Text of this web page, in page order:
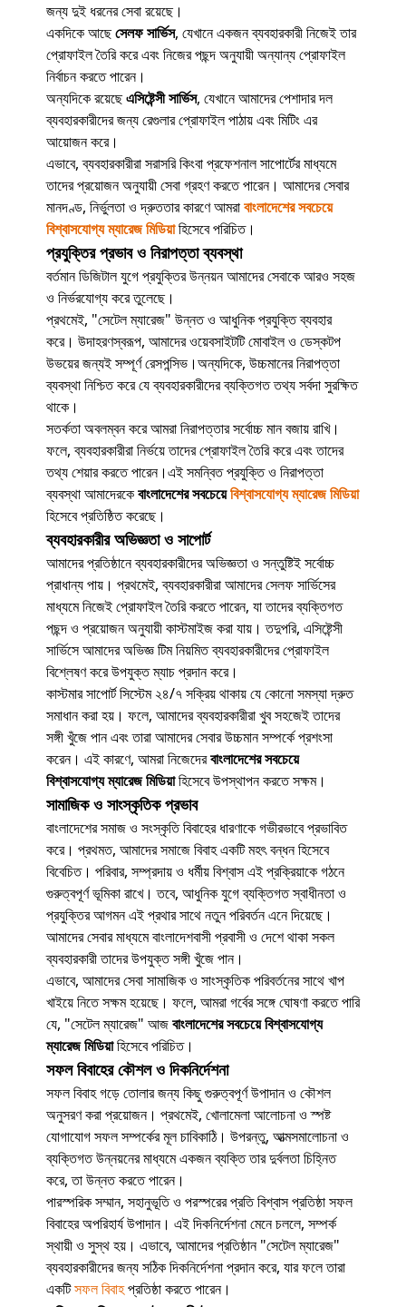
জন্য দুই ধরনের সেবা রয়েছে।
একদিকে আছেসেলফ সার্ভিস, যেখানে একজন ব্যবহারকারী নিজেই তার
প্রোফাইল তৈরি করে এবং নিজের পছন্দ অনুযায়ী অন্যান্য প্রোফাইল
নির্বাচন করতে পারেন।
অন্যদিকে রয়েছেএসিষ্টেন্সী সার্ভিস, যেখানে আমাদের পেশাদার দল
ব্যবহারকারীদের জন্য রেগুলার প্রোফাইল পাঠায় এবং মিটিং এর
আয়োজন করে।
এভাবে, ব্যবহারকারীরা সরাসরি কিংবা প্রফেশনাল সাপোর্টের মাধ্যমে
তাদের প্রয়োজন অনুযায়ী সেবা গ্রহণ করতে পারেন। আমাদের সেবার
মানদণ্ড, নির্ভুলতা ও দ্রুততার কারণে আমরাবাংলাদেশের সবচেয়ে
বিশ্বাসযোগ্য ম্যারেজ মিডিয়াহিসেবে পরিচিত।
প্রযুক্তির প্রভাব ও নিরাপত্তা ব্যবস্থা
বর্তমান ডিজিটাল যুগে প্রযুক্তির উন্নয়ন আমাদের সেবাকে আরও সহজ
ও নির্ভরযোগ্য করে তুলেছে।
প্রথমেই, "সেটেল ম্যারেজ" উন্নত ও আধুনিক প্রযুক্তি ব্যবহার
করে। উদাহরণস্বরূপ, আমাদের ওয়েবসাইটটি মোবাইল ও ডেস্কটপ
উভয়ের জন্যই সম্পূর্ণ রেসপন্সিভ।অন্যদিকে, উচ্চমানের নিরাপত্তা
ব্যবস্থা নিশ্চিত করে যে ব্যবহারকারীদের ব্যক্তিগত তথ্য সর্বদা সুরক্ষিত
থাকে।
সতর্কতা অবলম্বন করে আমরা নিরাপত্তার সর্বোচ্চ মান বজায় রাখি।
ফলে, ব্যবহারকারীরা নির্ভয়ে তাদের প্রোফাইল তৈরি করে এবং তাদের
তথ্য শেয়ার করতে পারেন।এই সমন্বিত প্রযুক্তি ও নিরাপত্তা
ব্যবস্থা আমাদেরকেবাংলাদেশের সবচেয়েবিশ্বাসযোগ্য ম্যারেজ মিডিয়া
হিসেবে প্রতিষ্ঠিত করেছে।
ব্যবহারকারীর অভিজ্ঞতা ও সাপোর্ট
আমাদের প্রতিষ্ঠানে ব্যবহারকারীদের অভিজ্ঞতা ও সন্তুষ্টিই সর্বোচ্চ
প্রাধান্য পায়। প্রথমেই, ব্যবহারকারীরা আমাদের সেলফ সার্ভিসের
মাধ্যমে নিজেই প্রোফাইল তৈরি করতে পারেন, যা তাদের ব্যক্তিগত
পছন্দ ও প্রয়োজন অনুযায়ী কাস্টমাইজ করা যায়। তদুপরি, এসিষ্টেন্সী
সার্ভিসে আমাদের অভিজ্ঞ টিম নিয়মিত ব্যবহারকারীদের প্রোফাইল
বিশ্লেষণ করে উপযুক্ত ম্যাচ প্রদান করে।
কাস্টমার সাপোর্ট সিস্টেম ২৪/৭ সক্রিয় থাকায় যে কোনো সমস্যা দ্রুত
সমাধান করা হয়। ফলে, আমাদের ব্যবহারকারীরা খুব সহজেই তাদের
সঙ্গী খুঁজে পান এবং তারা আমাদের সেবার উচ্চমান সম্পর্কে প্রশংসা
করেন। এই কারণে, আমরা নিজেদেরবাংলাদেশের সবচেয়ে
বিশ্বাসযোগ্য ম্যারেজ মিডিয়াহিসেবে উপস্থাপন করতে সক্ষম।
সামাজিক ও সাংস্কৃতিক প্রভাব
বাংলাদেশের সমাজ ও সংস্কৃতি বিবাহের ধারণাকে গভীরভাবে প্রভাবিত
করে। প্রথমত, আমাদের সমাজে বিবাহ একটি মহৎ বন্ধন হিসেবে
বিবেচিত। পরিবার, সম্প্রদায় ও ধর্মীয় বিশ্বাস এই প্রক্রিয়াকে গঠনে
গুরুত্বপূর্ণ ভূমিকা রাখে। তবে, আধুনিক যুগে ব্যক্তিগত স্বাধীনতা ও
প্রযুক্তির আগমন এই প্রথার সাথে নতুন পরিবর্তন এনে দিয়েছে।
আমাদের সেবার মাধ্যমে বাংলাদেশবাসী প্রবাসী ও দেশে থাকা সকল
ব্যবহারকারী তাদের উপযুক্ত সঙ্গী খুঁজে পান।
এভাবে, আমাদের সেবা সামাজিক ও সাংস্কৃতিক পরিবর্তনের সাথে খাপ
খাইয়ে নিতে সক্ষম হয়েছে। ফলে, আমরা গর্বের সঙ্গে ঘোষণা করতে পারি
যে, "সেটেল ম্যারেজ" আজবাংলাদেশের সবচেয়ে বিশ্বাসযোগ্য
ম্যারেজ মিডিয়াহিসেবে পরিচিত।
সফল বিবাহের কৌশল ও দিকনির্দেশনা
সফল বিবাহ গড়ে তোলার জন্য কিছু গুরুত্বপূর্ণ উপাদান ও কৌশল
অনুসরণ করা প্রয়োজন। প্রথমেই, খোলামেলা আলোচনা ও স্পষ্ট
যোগাযোগ সফল সম্পর্কের মূল চাবিকাঠি। উপরন্তু, আত্মসমালোচনা ও
ব্যক্তিগত উন্নয়নের মাধ্যমে একজন ব্যক্তি তার দুর্বলতা চিহ্নিত
করে, তা উন্নত করতে পারেন।
পারস্পরিক সম্মান, সহানুভূতি ও পরস্পরের প্রতি বিশ্বাস প্রতিষ্ঠা সফল
বিবাহের অপরিহার্য উপাদান। এই দিকনির্দেশনা মেনে চললে, সম্পর্ক
স্থায়ী ও সুস্থ হয়। এভাবে, আমাদের প্রতিষ্ঠান "সেটেল ম্যারেজ"
ব্যবহারকারীদের জন্য সঠিক দিকনির্দেশনা প্রদান করে, যার ফলে তারা
একটিসফল বিবাহপ্রতিষ্ঠা করতে পারেন।